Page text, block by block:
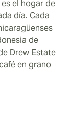
el hogar de
día. Cada
de
Drew Estate
en grano